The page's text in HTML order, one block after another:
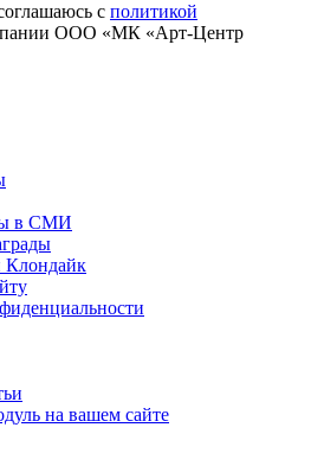
с политикой
ООО «МК «Арт-Центр
в СМИ
на вашем сайте